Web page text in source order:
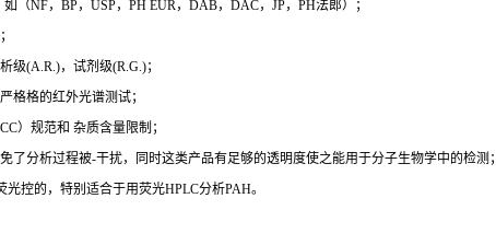
（NF，BP，USP，PH EUR，DAB，DAC，JP，PH法郎）；
级(A.R.)，试剂级(R.G.)；
格格的红外光谱测试；
）规范和 杂质含量限制；
了分析过程被-干扰，同时这类产品有足够的透明度使之能用于分子生物学中的检测；
控的，特别适合于用荧光HPLC分析PAH。